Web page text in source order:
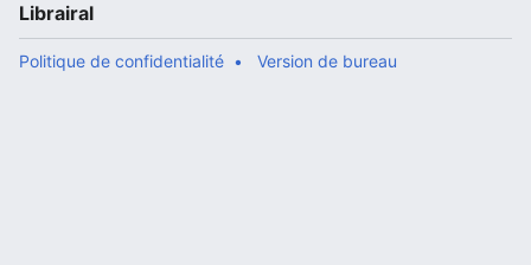
Librairal
Politique de confidentialité Version de bureau